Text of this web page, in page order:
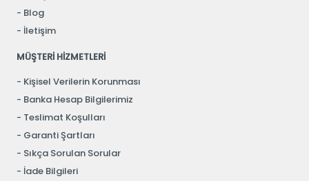
Blog
İletişim
MÜŞTERİ HİZMETLERİ
Kişisel Verilerin Korunması
Banka Hesap Bilgilerimiz
Teslimat Koşulları
Garanti Şartları
Sıkça Sorulan Sorular
İade Bilgileri